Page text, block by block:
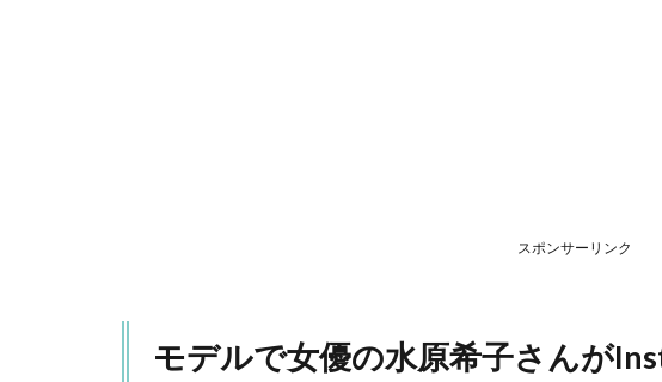
スポンサーリンク
モデルで女優の水原希子さんが